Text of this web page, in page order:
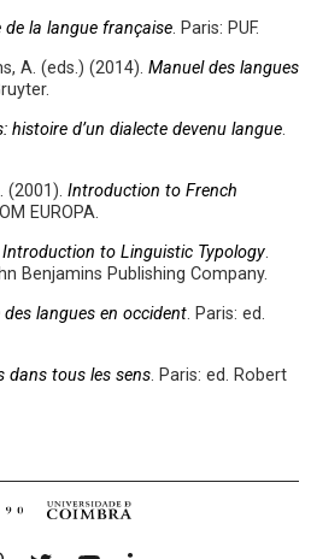
de la langue française. Paris: PUF.
A. (eds.) (2014). Manuel des langues
histoire d’un dialecte devenu langue.
(2001). Introduction to French
EUROPA.
to Linguistic Typology.
Benjamins Publishing Company.
des langues en occident. Paris: ed.
dans tous les sens. Paris: ed. Robert